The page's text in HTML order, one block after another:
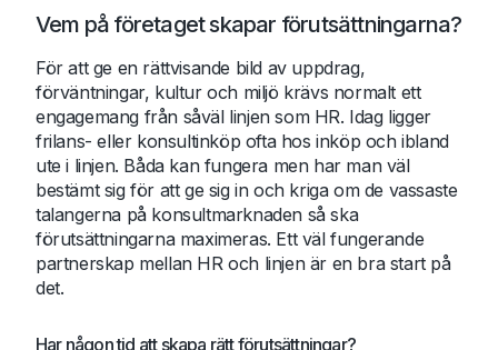
Vem på företaget skapar förutsättningarna?
För att ge en rättvisande bild av uppdrag,
förväntningar, kultur och miljö krävs normalt ett
engagemang från såväl linjen som HR. Idag ligger
frilans- eller konsultinköp ofta hos inköp och ibland
ute i linjen. Båda kan fungera men har man väl
bestämt sig för att ge sig in och kriga om de vassaste
talangerna på konsultmarknaden så ska
förutsättningarna maximeras. Ett väl fungerande
partnerskap mellan HR och linjen är en bra start på
det.
Har någon tid att skapa rätt förutsättningar?